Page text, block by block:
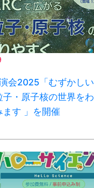
会2025「むずかし
・原子核の世界を
ます 」を開催